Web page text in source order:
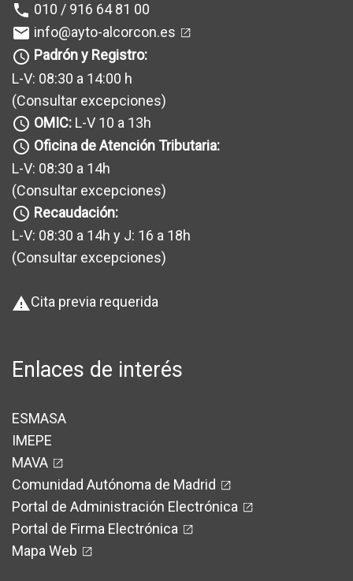
phone 010 / 916 64 81 00
mail info@ayto-alcorcon.es
query_builder Padrón y Registro:
L-V: 08:30 a 14:00 h
(Consultar excepciones)
query_builder OMIC: L-V 10 a 13h
query_builder Oficina de Atención Tributaria:
L-V: 08:30 a 14h
(Consultar excepciones)
query_builder Recaudación:
L-V: 08:30 a 14h y J: 16 a 18h
(Consultar excepciones)
warningCita previa requerida
Enlaces de interés
ESMASA
IMEPE
MAVA
Comunidad Autónoma de Madrid
Portal de Administración Electrónica
Portal de Firma Electrónica
Mapa Web